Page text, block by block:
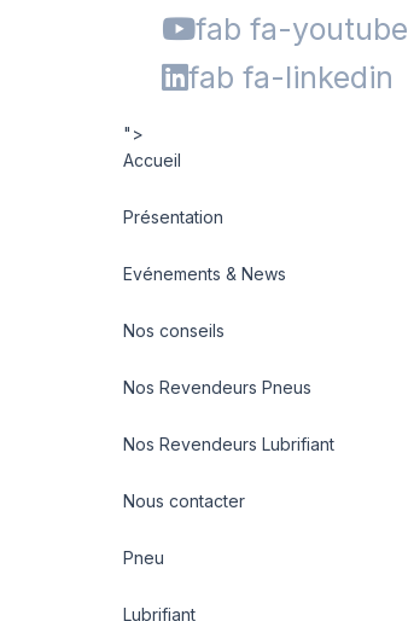
fab fa-youtube
fab fa-linkedin
">
Accueil
Présentation
Evénements & News
Nos conseils
Nos Revendeurs Pneus
Nos Revendeurs Lubrifiant
Nous contacter
Pneu
Lubrifiant